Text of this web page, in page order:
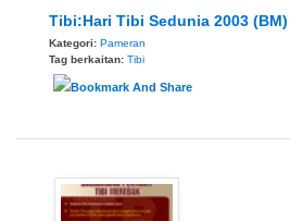
Tibi:Hari Tibi Sedunia 2003
Kategori: Pameran
Tag berkaitan: Tibi